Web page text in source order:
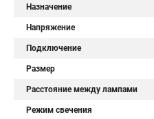
Назначение
Напряжение
Подключение
Размер
Расстояние между лампами
Режим свечения